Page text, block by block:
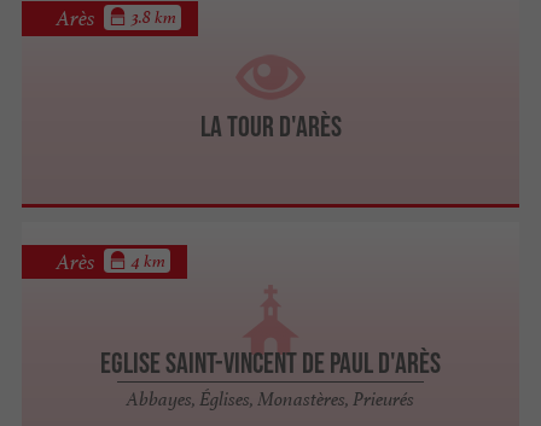
La Tour d'Arès
Arès 3.8 km
Eglise Saint-Vincent de Paul d'Arès
Abbayes, Églises, Monastères, Prieurés
Arès 4 km